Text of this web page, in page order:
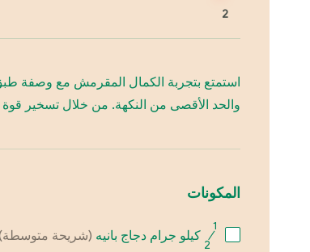
2
استمتع بتجربة الكمال المقرمش مع وصفة
والحد الأقصى من النكهة. من خلال تسخير قوة
المكونات
1
⁄
2
كيلو جرام دجاج بانيه (شريحة